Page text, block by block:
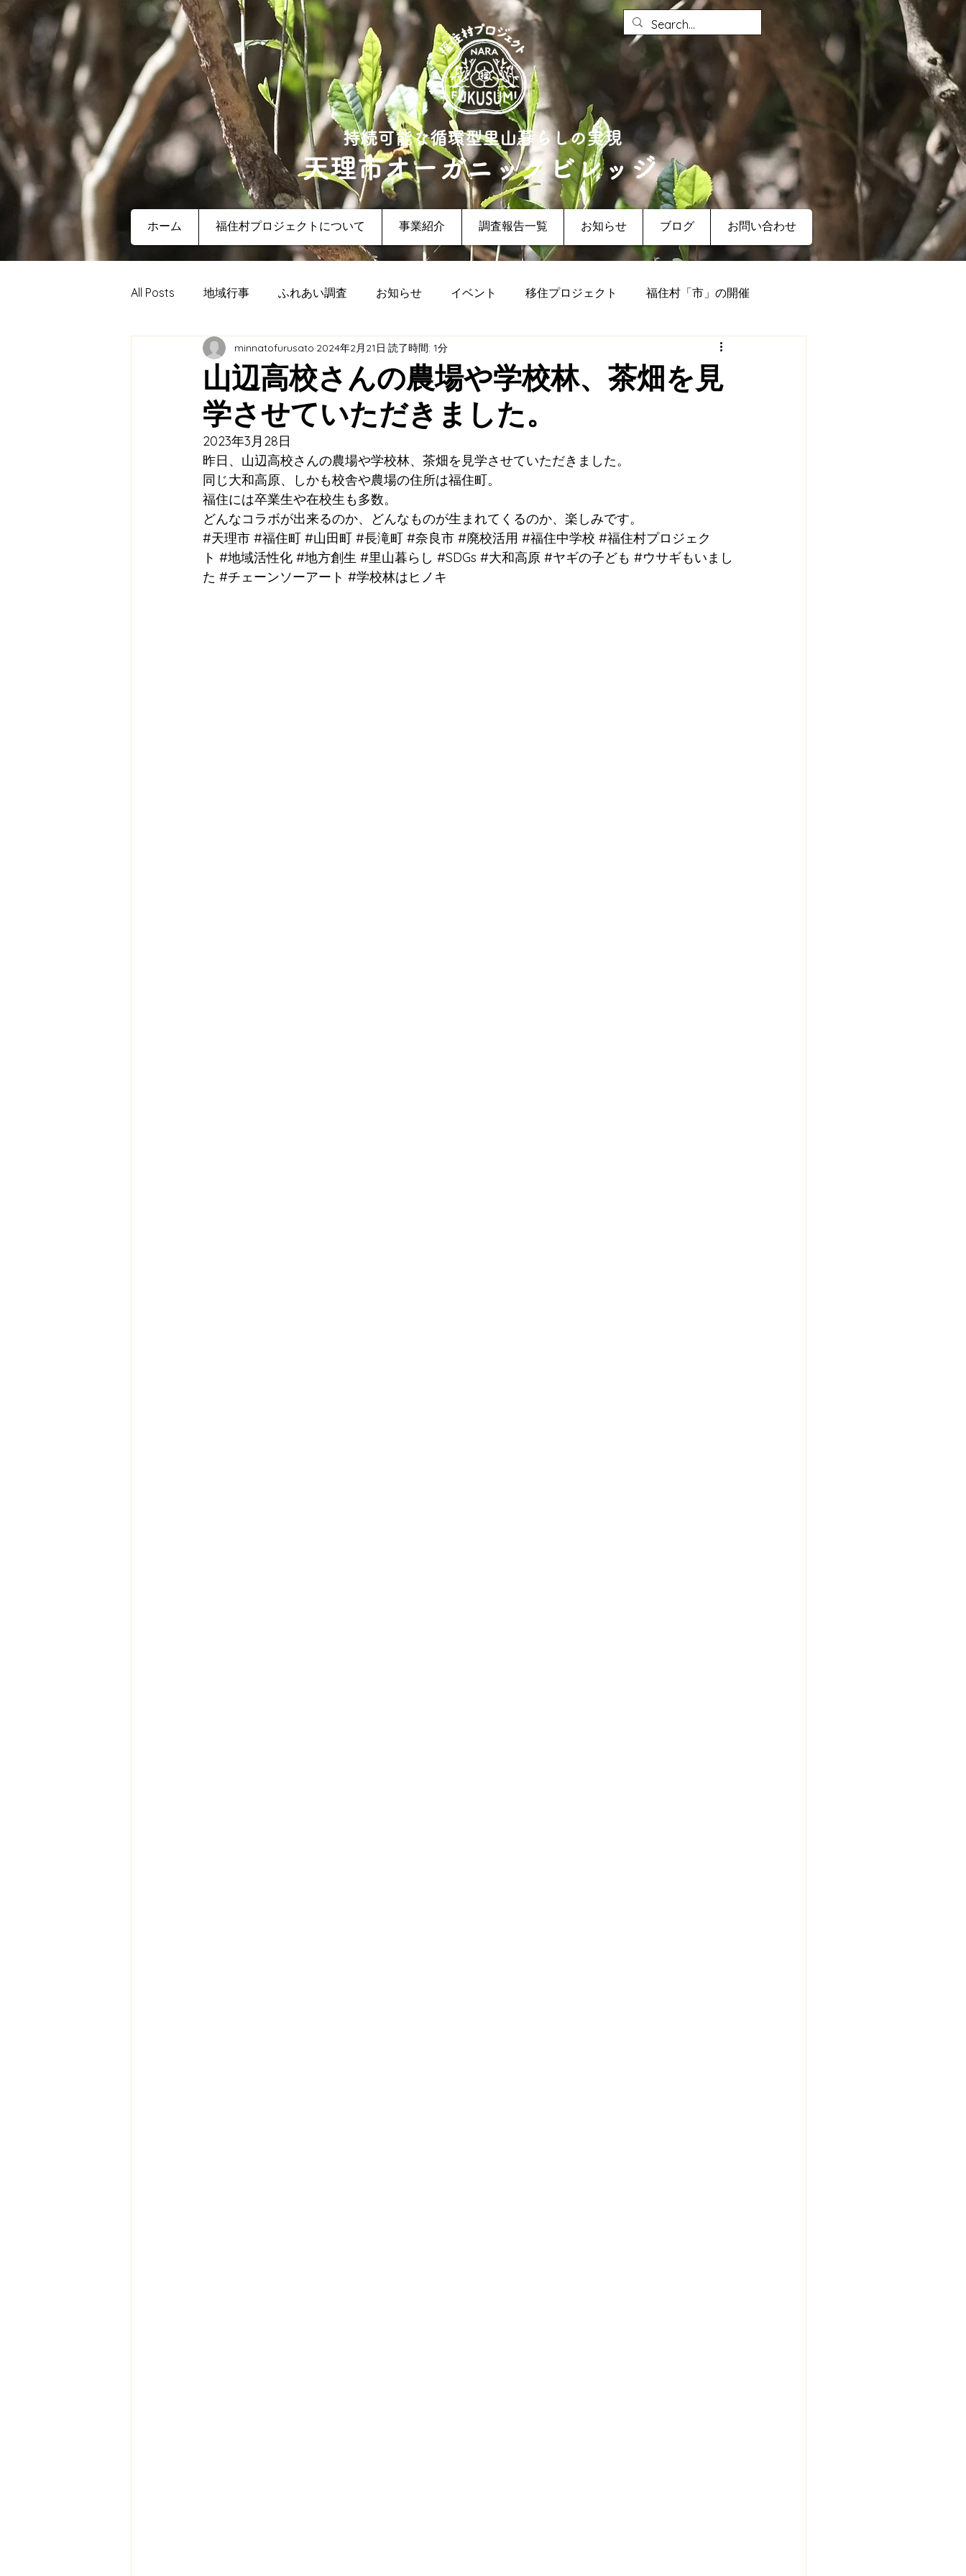
持続可能な循環型里山暮らしの実現
天理市オーガニックビレッジ
ホーム 福住村プロジェクトについて 事業紹介 調査報告一覧 お知らせ ブログ お問い合わせ
All Posts 地域行事 ふれあい調査 お知らせ イベント 移住プロジェクト 福住村「市」の開催
教育連携 農業プロジェクト エネルギープロジェクト 福住村塾
メディア掲載 ふくふく市 天理市オーガニックビレッジ ×「福住村」プロジェクト インタビュー
福の住む里協議会 里山保全・活用
山辺高校さんの農場や学校林、茶畑を見
学させていただきました。
minnatofurusato 2024年2月21日 読了時間: 1分
2023年3月28日
昨日、山辺高校さんの農場や学校林、茶畑を見学させていただきました。
同じ大和高原、しかも校舎や農場の住所は福住町。
福住には卒業生や在校生も多数。
どんなコラボが出来るのか、どんなものが生まれてくるのか、楽しみです。
#天理市 #福住町 #山田町 #長滝町 #奈良市 #廃校活用 #福住中学校 #福住村プロジェク
ト #地域活性化 #地方創生 #里山暮らし #SDGs #大和高原 #ヤギの子ども #ウサギもいまし
た #チェーンソーアート #学校林はヒノキ